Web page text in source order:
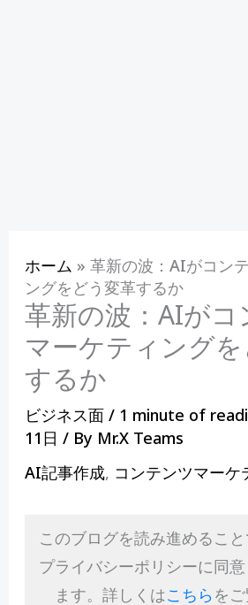
ホーム » 革新の波：AIがコン
ングをどう変革するか
革新の波：AIがコ
マーケティング
するか
ビジネス面/ 1 minute of
11日 / By Mr.X Teams
AI記事作成, コンテンツマーケ
このブログを読み進めるこ
プライバシーポリシーに同
ます。詳しくはこちら を